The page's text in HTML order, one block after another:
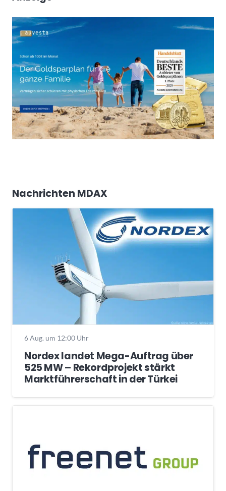
Nachrichten MDAX
6 Aug. um 12:00 Uhr
Nordex landet Mega-Auftrag über
525 MW – Rekordprojekt stärkt
Marktführerschaft in der Türkei